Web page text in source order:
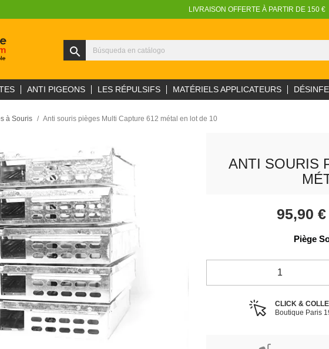
LIVRAISON OFFERTE À PARTIR DE 150 €
search
ANTI PIGEONS LES RÉPULSIFS MATÉRIELS APPLICATEURS
à Souris Anti souris pièges Multi Capture 612 métal en lot de 10
ANTI SOURIS
95,90
Piège
CLICK &
Boutique Paris